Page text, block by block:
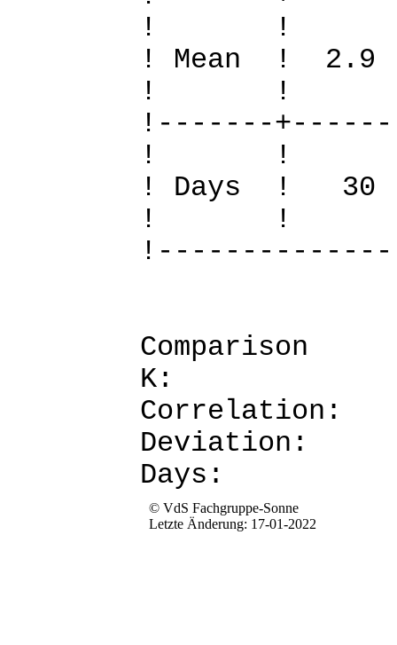
!
! Mean ! 2.9
!
!-------
!
! Days
!
K:
© VdS Fachgruppe-Sonne
Letzte Änderung: 17-01-2022